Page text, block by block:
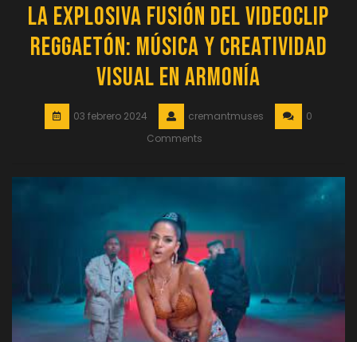
La Explosiva Fusión del Videoclip
Reggaetón: Música y Creatividad
Visual en Armonía
03 febrero 2024 cremantmuses
0
Comments